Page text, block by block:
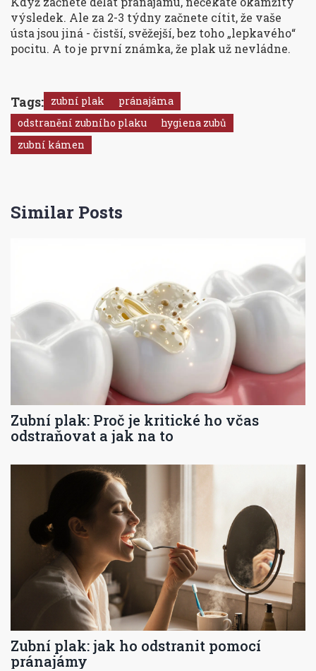
výsledek. Ale za 2-3 týdny začnete cítit, že vaše
ústa jsou jiná - čistší, svěžejší, bez toho „lepkavého“
pocitu. A to je první známka, že plak už nevládne.
Tags: zubní plak
pránajáma
odstranění zubního plaku
hygiena zubů
zubní kámen
Similar Posts
Zubní plak: Proč je kritické ho včas
odstraňovat a jak na to
Zubní plak: jak ho odstranit pomocí
pránajámy